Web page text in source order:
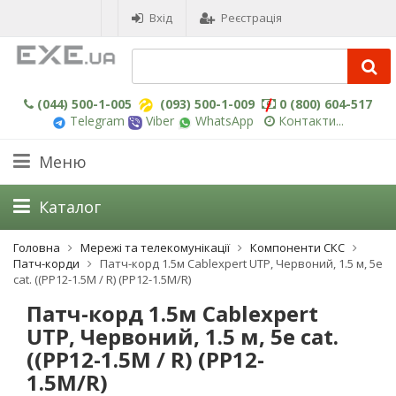
Вхід Реєстрація
(044) 500-1-005 (093) 500-1-009
0 (800) 604-517
Telegram
Viber WhatsApp Контакти...
Меню
Головна Мережі та телекомунікації
Компоненти СКС
Патч-корди
Патч-корд 1.5м Cablexpert UTP, Червоний, 1.5 м, 5е
cat. ((PP12-1.5M / R) (PP12-1.5M/R)
Патч-корд 1.5м Cablexpert
UTP, Червоний, 1.5 м, 5е cat.
((PP12-1.5M / R) (PP12-
1.5M/R)
Каталог